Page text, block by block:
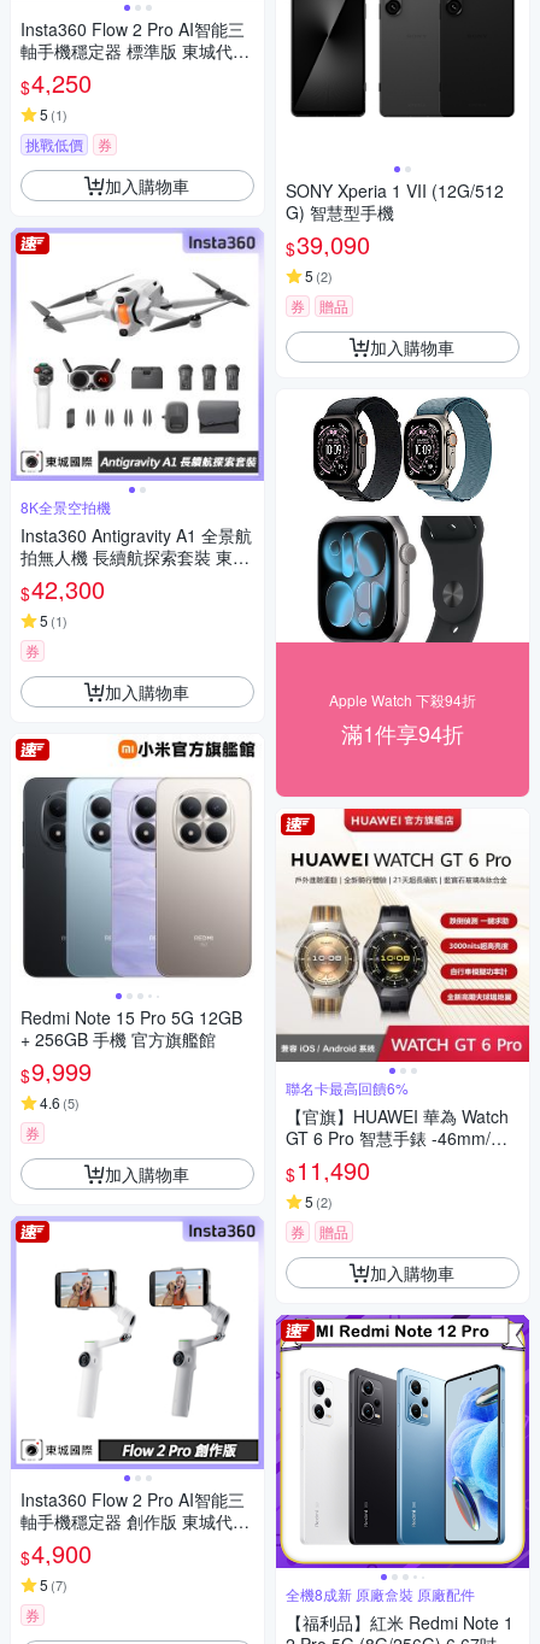
Insta360 Flow 2 Pro AI智能三
軸手機穩定器 標準版 東城代理
公司貨
$4,250
5 (1)
挑戰低價 券
加入購物車
8K全景空拍機
Insta360 Antigravity A1 全景航
拍無人機 長續航探索套裝 東城
代理公司貨
$42,300
5 (1)
券
加入購物車
Redmi Note 15 Pro 5G 12GB
+ 256GB 手機 官方旗艦館
$9,999
4.6 (5)
券
加入購物車
Insta360 Flow 2 Pro AI智能三
軸手機穩定器 創作版 東城代理
公司貨
$4,900
5 (7)
券
SONY Xperia 1 VII (12G/512
G) 智慧型手機
$39,090
5 (2)
券 贈品
加入購物車
Apple Watch 下殺94折
滿1件享94折
聯名卡最高回饋6%
【官旗】HUAWEI 華為 Watch
GT 6 Pro 智慧手錶 -46mm/鈦
合金錶體
$11,490
5 (2)
券 贈品
加入購物車
全機8成新 原廠盒裝 原廠配件
【福利品】紅米 Redmi Note 1